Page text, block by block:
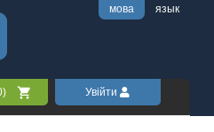
мова язык
) Увійти